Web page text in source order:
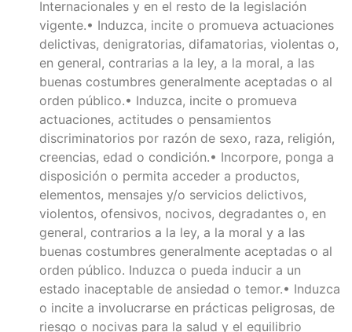
Internacionales y en el resto de la legislación
vigente.• Induzca, incite o promueva actuaciones
delictivas, denigratorias, difamatorias, violentas o,
en general, contrarias a la ley, a la moral, a las
buenas costumbres generalmente aceptadas o al
orden público.• Induzca, incite o promueva
actuaciones, actitudes o pensamientos
discriminatorios por razón de sexo, raza, religión,
creencias, edad o condición.• Incorpore, ponga a
disposición o permita acceder a productos,
elementos, mensajes y/o servicios delictivos,
violentos, ofensivos, nocivos, degradantes o, en
general, contrarios a la ley, a la moral y a las
buenas costumbres generalmente aceptadas o al
orden público. Induzca o pueda inducir a un
estado inaceptable de ansiedad o temor.• Induzca
o incite a involucrarse en prácticas peligrosas, de
riesgo o nocivas para la salud y el equilibrio